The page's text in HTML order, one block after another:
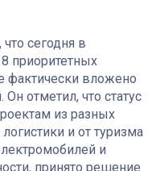
сегодня в
приоритетных
фактически вложено
отметил, что статус
из разных
и от туризма
и
принято решение